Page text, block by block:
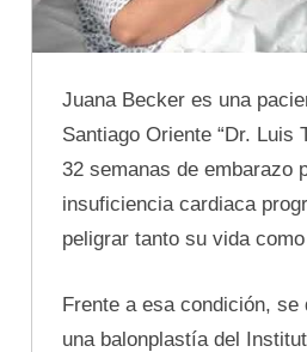
Juana Becker es una
Santiago Oriente “Dr. Luis
32 semanas de embarazo
insuficiencia cardiaca
peligrar tanto su vida
Frente a esa condición, se
una balonplastía del